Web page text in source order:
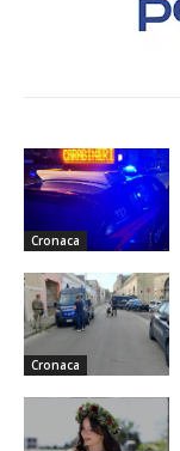
Cronaca
Cronaca